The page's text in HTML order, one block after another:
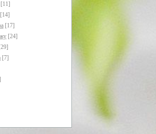
[11]
[14]
[17]
[24]
[29]
[7]